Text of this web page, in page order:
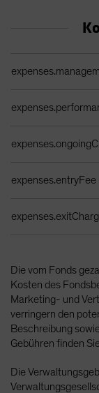
expenses.entryFee
Die vom Fonds
Kosten des
Marketing- und
verringern den
Beschreibung
Gebühren finden
Die